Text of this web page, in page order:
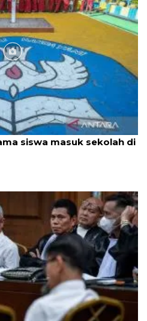
siswa masuk sekolah di